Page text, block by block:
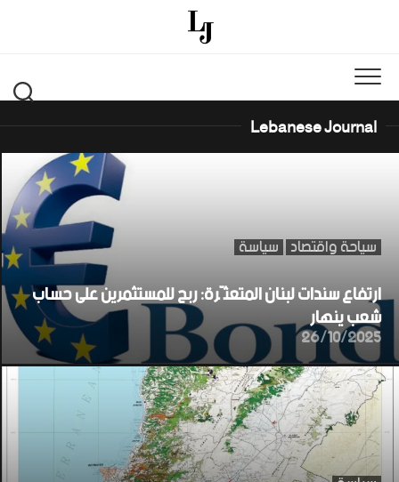
Lebanese Journal
سياحة واقتصاد سياسة
ارتفاع سندات لبنان المتعثّرة: ربح للمستثمرين على حساب
شعب ينهار
26/10/2025